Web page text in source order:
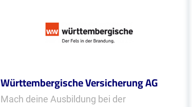
Württembergische Versicherung AG
Mach deine Ausbildung bei der